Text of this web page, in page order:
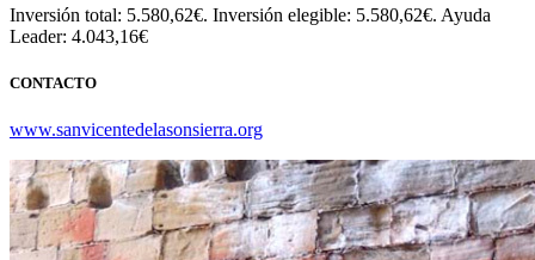
Inversión total: 5.580,62€. Inversión elegible: 5.580,62€. Ayuda
Leader: 4.043,16€
CONTACTO
www.sanvicentedelasonsierra.org